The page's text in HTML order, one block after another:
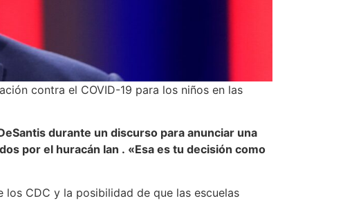
contra el COVID-19 para los niños en las
durante un discurso para anunciar una
por el huracán Ian . «Esa es tu decisión como
CDC y la posibilidad de que las escuelas